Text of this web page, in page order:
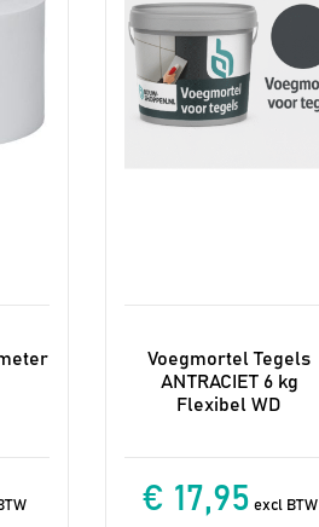
Voegmortel Tegels
ANTRACIET 6 kg
Flexibel WD
€ 17,95 excl BTW